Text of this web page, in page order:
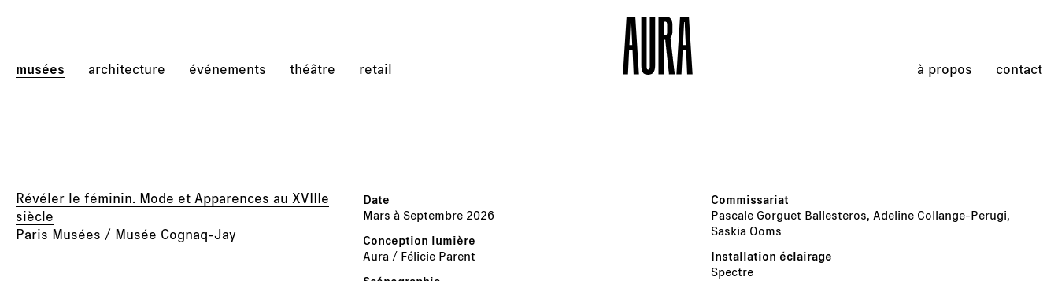
musées architecture événements théâtre retail à propos contact
Révéler le féminin. Mode et Apparences au XVIIIe
siècle
Paris Musées / Musée Cognaq-Jay
Mars à Septembre 2026
Aura / Félicie Parent
Pascale Gorguet Ballesteros, Adeline Collange-Perugi,
Saskia Ooms
Spectre